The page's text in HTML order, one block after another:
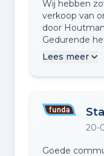
Wij hebben
verkoop van
door
Gedurende
uitstekend
begeleiding
makelaar die
John en
Lees meer
20-
Goede